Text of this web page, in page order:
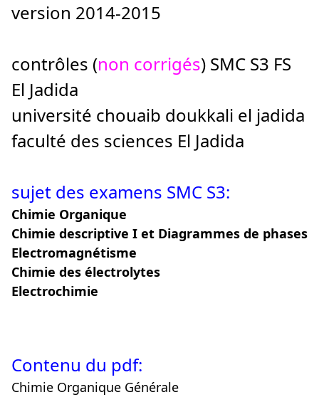
version 2014-2015
contrôles (non corrigés) SMC S3 FS
El Jadida
université chouaib doukkali el jadida
faculté des sciences El Jadida
sujet des examens SMC S3:
Chimie Organique
Chimie descriptive I et Diagrammes de phases
Electromagnétisme
Chimie des électrolytes
Electrochimie
Contenu du pdf:
Chimie Organique Générale